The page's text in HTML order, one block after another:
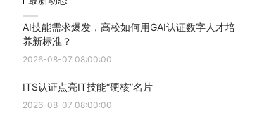
AI技能需求爆发，高校如何用GAI认证数字人才培
养新标准？
2026-08-07 08:00:00
ITS认证点亮IT技能“硬核”名片
2026-08-07 08:00:00